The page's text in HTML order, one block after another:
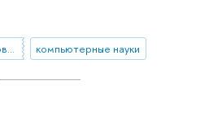
дополнительное образование компьютерные науки